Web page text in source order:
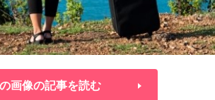
画像の記事を読む